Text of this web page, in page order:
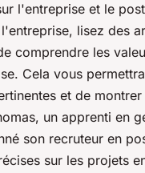
l'entreprise et le
lisez des
comprendre les
Cela vous
et de
un apprenti en
son recruteur en
sur les projets